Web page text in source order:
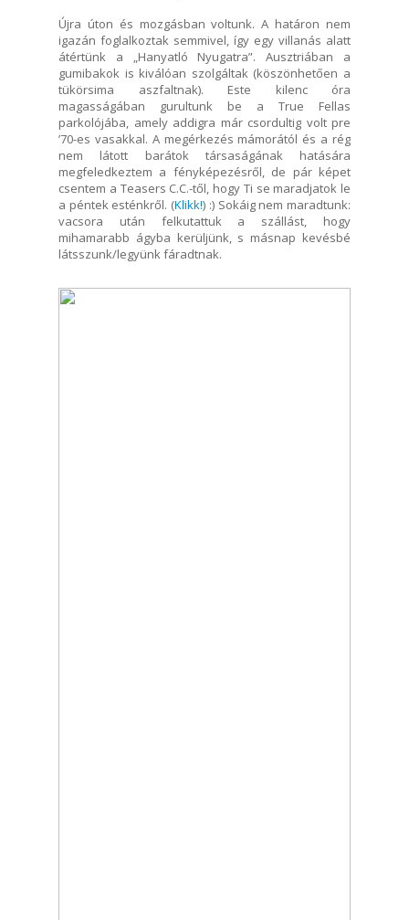
Újra úton és mozgásban voltunk. A határon nem
igazán foglalkoztak semmivel, így egy villanás alatt
átértünk a „Hanyatló Nyugatra”. Ausztriában a
gumibakok is kiválóan szolgáltak (köszönhetően a
tükörsima aszfaltnak). Este kilenc óra
magasságában gurultunk be a True Fellas
parkolójába, amely addigra már csordultig volt pre
’70-es vasakkal. A megérkezés mámorától és a rég
nem látott barátok társaságának hatására
megfeledkeztem a fényképezésről, de pár képet
csentem a Teasers C.C.-től, hogy Ti se maradjatok le
a péntek esténkről. (Klikk!) :) Sokáig nem maradtunk:
vacsora után felkutattuk a szállást, hogy
mihamarabb ágyba kerüljünk, s másnap kevésbé
látsszunk/legyünk fáradtnak.